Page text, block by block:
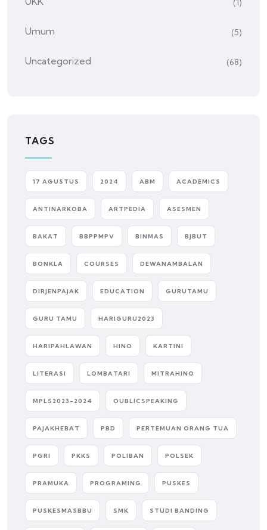
(1)
Umum (5)
Uncategorized (68)
TAGS
17 AGUSTUS 2024 ABM ACADEMICS
ANTINARKOBA ARTPEDIA ASESMEN
BAKAT BBPPMPV BINMAS BJBUT
BONKLA COURSES DEWANAMBALAN
DIRJENPAJAK EDUCATION GURUTAMU
GURU TAMU HARIGURU2023
HARIPAHLAWAN HINO KARTINI
LITERASI LOMBATARI MITRAHINO
MPLS2023-2024 OUBLICSPEAKING
PAJAKHEBAT PBD PERTEMUAN ORANG TUA
PGRI PKKS POLIBAN POLSEK
PRAMUKA PROGRAMING PUSKES
PUSKESMASBBU SMK STUDI BANDING